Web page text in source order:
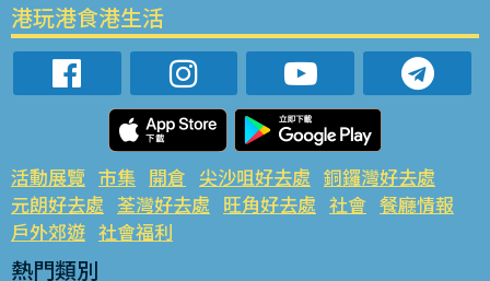
港玩港食港生活
活動展覽 市集 開倉 尖沙咀好去處 銅鑼灣好去處
元朗好去處 荃灣好去處 旺角好去處 社會 餐廳情報
戶外郊遊 社會福利
熱門類別